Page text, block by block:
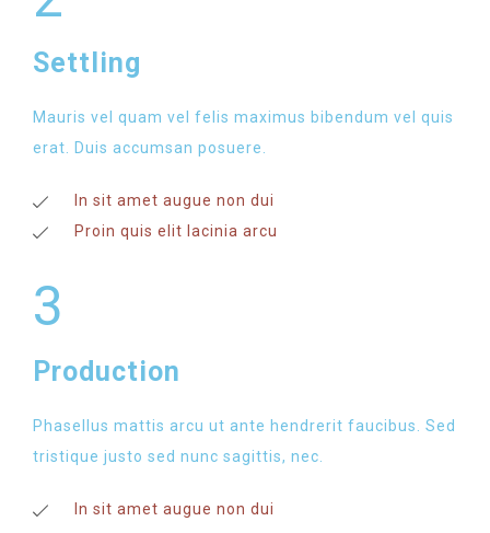
Settling
Mauris vel quam vel felis maximus bibendum vel quis
erat. Duis accumsan posuere.
In sit amet augue non dui
Proin quis elit lacinia arcu
3
Production
Phasellus mattis arcu ut ante hendrerit faucibus. Sed
tristique justo sed nunc sagittis, nec.
In sit amet augue non dui